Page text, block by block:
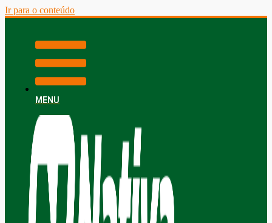
Ir para o conteúdo
MENU